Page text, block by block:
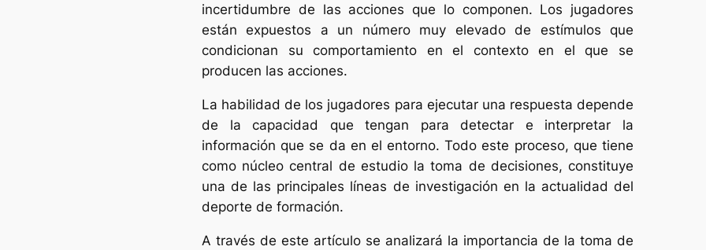
incertidumbre de las acciones que lo componen. Los jugadores
están expuestos a un número muy elevado de estímulos que
condicionan su comportamiento en el contexto en el que se
producen las acciones.
La habilidad de los jugadores para ejecutar una respuesta depende
de la capacidad que tengan para detectar e interpretar la
información que se da en el entorno. Todo este proceso, que tiene
como núcleo central de estudio la toma de decisiones, constituye
una de las principales líneas de investigación en la actualidad del
deporte de formación.
A través de este artículo se analizará la importancia de la toma de